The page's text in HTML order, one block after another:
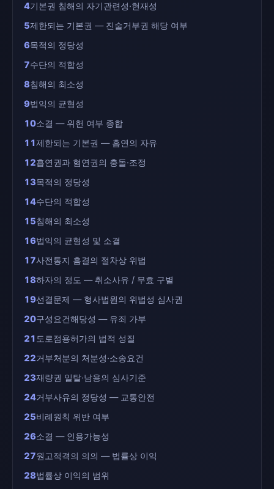
4기본권 침해의 자기관련성·현재성
5제한되는 기본권 — 진술거부권 해당 여부
6목적의 정당성
7수단의 적합성
8침해의 최소성
9법익의 균형성
10소결 — 위헌 여부 종합
11제한되는 기본권 — 흡연의 자유
12흡연권과 혐연권의 충돌·조정
13목적의 정당성
14수단의 적합성
15침해의 최소성
16법익의 균형성 및 소결
17사전통지 흠결의 절차상 위법
18하자의 정도 — 취소사유 / 무효 구별
19선결문제 — 형사법원의 위법성 심사권
20구성요건해당성 — 유죄 가부
21 도로점용허가의 법적 성질
22거부처분의 처분성·소송요건
23재량권 일탈·남용의 심사기준
24거부사유의 정당성 — 교통안전
25비례원칙 위반 여부
26소결 — 인용가능성
27원고적격의 의의 — 법률상 이익
28법률상 이익의 범위